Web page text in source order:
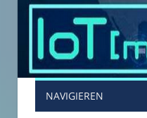
NAVIGIEREN